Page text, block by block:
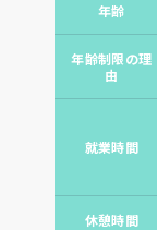
年齢
年齢制限の理
由
就業時間
休憩時間